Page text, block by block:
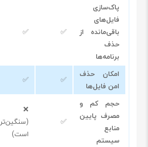
پاک‌سازی
فایل‌های
باقی‌مانده از
حذف
برنامه‌ها
✅
✅
امکان حذف
امن فایل‌ها
✅
✅
حجم کم و
مصرف پایین
منابع
سیستم
✅
❌
(سنگین‌تر
است)